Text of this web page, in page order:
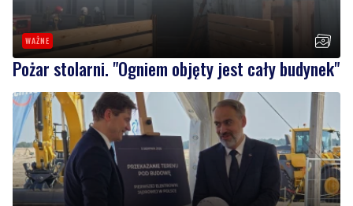
WAŻNE
Pożar stolarni. "Ogniem objęty jest cały budynek"